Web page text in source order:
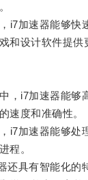
加速器能够快
和设计软件提供
i7加速器能够
速度和准确性。
加速器能够处
程。
具有智能化的特